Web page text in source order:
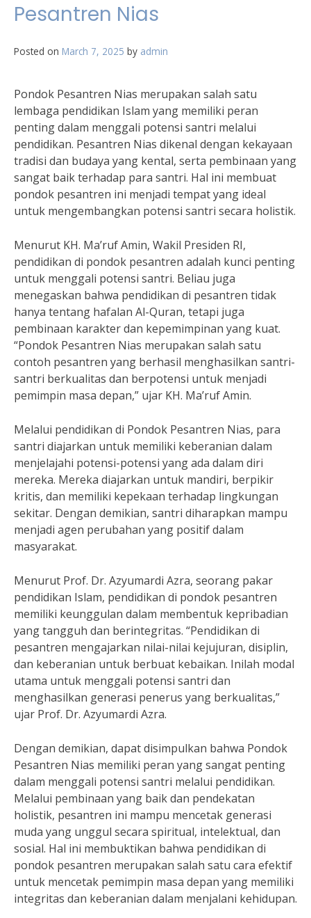
Pesantren Nias
Posted on March 7, 2025 by admin
Pondok Pesantren Nias merupakan salah satu
lembaga pendidikan Islam yang memiliki peran
penting dalam menggali potensi santri melalui
pendidikan. Pesantren Nias dikenal dengan kekayaan
tradisi dan budaya yang kental, serta pembinaan yang
sangat baik terhadap para santri. Hal ini membuat
pondok pesantren ini menjadi tempat yang ideal
untuk mengembangkan potensi santri secara holistik.
Menurut KH. Ma’ruf Amin, Wakil Presiden RI,
pendidikan di pondok pesantren adalah kunci penting
untuk menggali potensi santri. Beliau juga
menegaskan bahwa pendidikan di pesantren tidak
hanya tentang hafalan Al-Quran, tetapi juga
pembinaan karakter dan kepemimpinan yang kuat.
“Pondok Pesantren Nias merupakan salah satu
contoh pesantren yang berhasil menghasilkan santri-
santri berkualitas dan berpotensi untuk menjadi
pemimpin masa depan,” ujar KH. Ma’ruf Amin.
Melalui pendidikan di Pondok Pesantren Nias, para
santri diajarkan untuk memiliki keberanian dalam
menjelajahi potensi-potensi yang ada dalam diri
mereka. Mereka diajarkan untuk mandiri, berpikir
kritis, dan memiliki kepekaan terhadap lingkungan
sekitar. Dengan demikian, santri diharapkan mampu
menjadi agen perubahan yang positif dalam
masyarakat.
Menurut Prof. Dr. Azyumardi Azra, seorang pakar
pendidikan Islam, pendidikan di pondok pesantren
memiliki keunggulan dalam membentuk kepribadian
yang tangguh dan berintegritas. “Pendidikan di
pesantren mengajarkan nilai-nilai kejujuran, disiplin,
dan keberanian untuk berbuat kebaikan. Inilah modal
utama untuk menggali potensi santri dan
menghasilkan generasi penerus yang berkualitas,”
ujar Prof. Dr. Azyumardi Azra.
Dengan demikian, dapat disimpulkan bahwa Pondok
Pesantren Nias memiliki peran yang sangat penting
dalam menggali potensi santri melalui pendidikan.
Melalui pembinaan yang baik dan pendekatan
holistik, pesantren ini mampu mencetak generasi
muda yang unggul secara spiritual, intelektual, dan
sosial. Hal ini membuktikan bahwa pendidikan di
pondok pesantren merupakan salah satu cara efektif
untuk mencetak pemimpin masa depan yang memiliki
integritas dan keberanian dalam menjalani kehidupan.